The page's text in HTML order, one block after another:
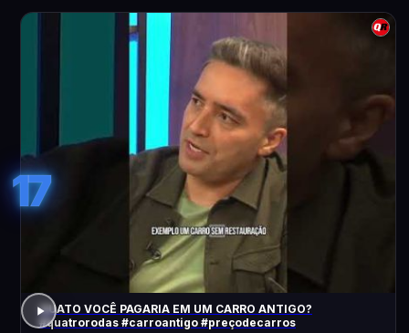
17
QUATO VOCÊ PAGARIA EM UM CARRO ANTIGO?
#quatrorodas #carroantigo #preçodecarros